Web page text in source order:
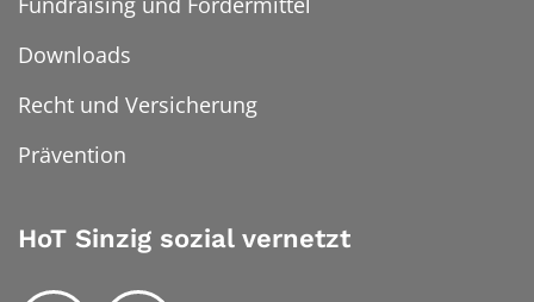
Downloads
Recht und Versicherung
Prävention
HoT Sinzig sozial vernetzt